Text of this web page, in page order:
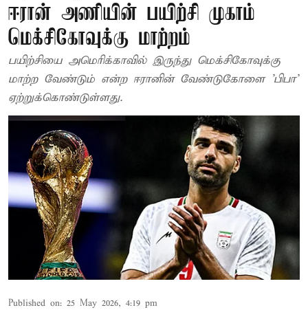
ஈரான் அணியின் பயிற்சி முகாம்
மெக்சிகோவுக்கு மாற்றம்
பயிற்சியை அமெரிக்காவில் இருந்து மெக்சிகோவுக்கு
மாற்ற வேண்டும் என்ற ஈரானின் வேண்டுகோளை 'பிபா'
ஏற்றுக்கொண்டுள்ளது.
Published on: 25 May 2026, 4:19 pm